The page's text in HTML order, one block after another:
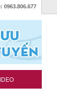
0963.806.677